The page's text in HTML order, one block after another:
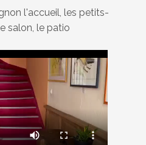
l'accueil, les petits-
salon, le patio